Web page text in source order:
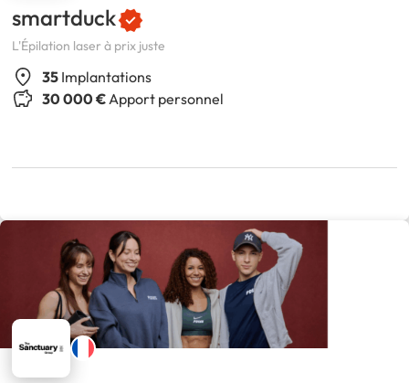
smartduck
L'Épilation laser à prix juste
35 Implantations
30 000 € Apport personnel